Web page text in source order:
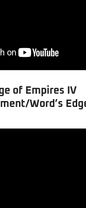
of Empires IV
Word’s